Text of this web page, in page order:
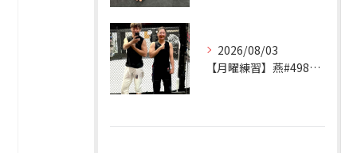
2026/08/03
【月曜練習】燕#4982見附#491